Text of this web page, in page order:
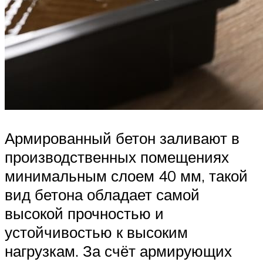
Армированный бетон заливают в
производственных помещениях
минимальным слоем 40 мм, такой
вид бетона обладает самой
высокой прочностью и
устойчивостью к высоким
нагрузкам. За счёт армирующих